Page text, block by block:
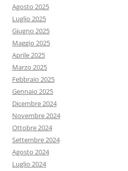
Agosto 2025
Luglio 2025
Giugno 2025
Maggio 2025
Aprile 2025
Marzo 2025
Febbraio 2025
Gennaio 2025
Dicembre 2024
Novembre 2024
Ottobre 2024
Settembre 2024
Agosto 2024
Luglio 2024